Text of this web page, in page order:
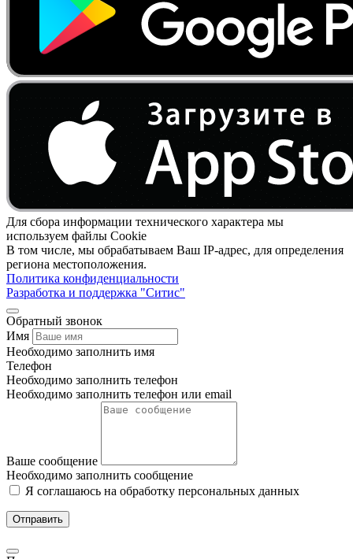
Для сбора информации технического характера мы
используем файлы Cookie
В том числе, мы обрабатываем Ваш IP-адрес, для определения
региона местоположения.
Политика конфиденциальности
Разработка и поддержка "Ситис"
Обратный звонок
Имя
Необходимо заполнить имя
Телефон
Необходимо заполнить телефон
Необходимо заполнить телефон или email
Ваше сообщение
Необходимо заполнить сообщение
Я соглашаюсь на обработку персональных данных
Отправить